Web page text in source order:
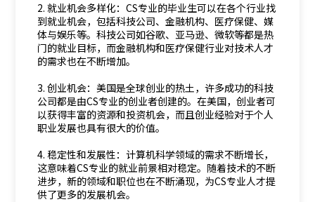
2. 就业机会多样化：CS专业的毕业生可以在各个行业找
到就业机会，包括科技公司、金融机构、医疗保健、媒
体与娱乐等。科技公司如谷歌、亚马逊、微软等都是热
门的就业目标，而金融机构和医疗保健行业对技术人才
的需求也在不断增加。
3. 创业机会：美国是全球创业的热土，许多成功的科技
公司都是由CS专业的创业者创建的。在美国，创业者可
以获得丰富的资源和投资机会，而且创业经验对于个人
职业发展也具有很大的价值。
4. 稳定性和发展性：计算机科学领域的需求不断增长，
这意味着CS专业的就业前景相对稳定。随着技术的不断
进步，新的领域和职位也在不断涌现，为CS专业人才提
供了更多的发展机会。